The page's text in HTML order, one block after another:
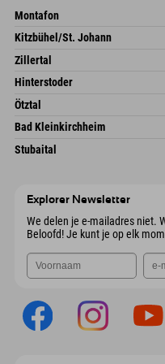
Montafon
Dorfstr. 127b
6793 Gaschurn/Montafon
Oostenrijk
Kitzbühel/St. Johann
Speckbacherstraße 87
Oostenrijk
Zillertal
Schmiedau 2
Oostenrijk
Hinterstoder
Freizeitpark 10
Oostenrijk
Ötztal
Gscheat 14
Oostenrijk
Bad Kleinkirchheim
Dorfstraße 24
Stubaital
Explorer Newsletter
We delen je e-mailadres niet.
Beloofd! Je kunt je op elk